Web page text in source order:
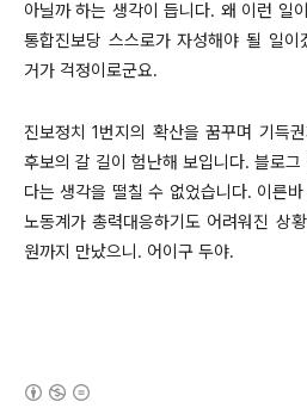
아닐까 하는 생각이 듭니다. 왜 이런 일
통합진보당 스스로가 자성해야 될 일
거가 걱정이로군요.
진보정치 1번지의 확산을 꿈꾸며 기득
후보의 갈 길이 험난해 보입니다. 블로
다는 생각을 떨칠 수 없었습니다. 이른
노동계가 총력대응하기도 어려워진 상
원까지 만났으니. 어이구 두야.